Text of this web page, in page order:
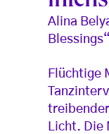
Alina
Flüchtige
Licht. Die